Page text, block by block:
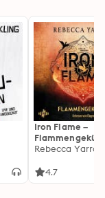
Iron Flame –
heißersehnte
Rebecca Yarros
4.7